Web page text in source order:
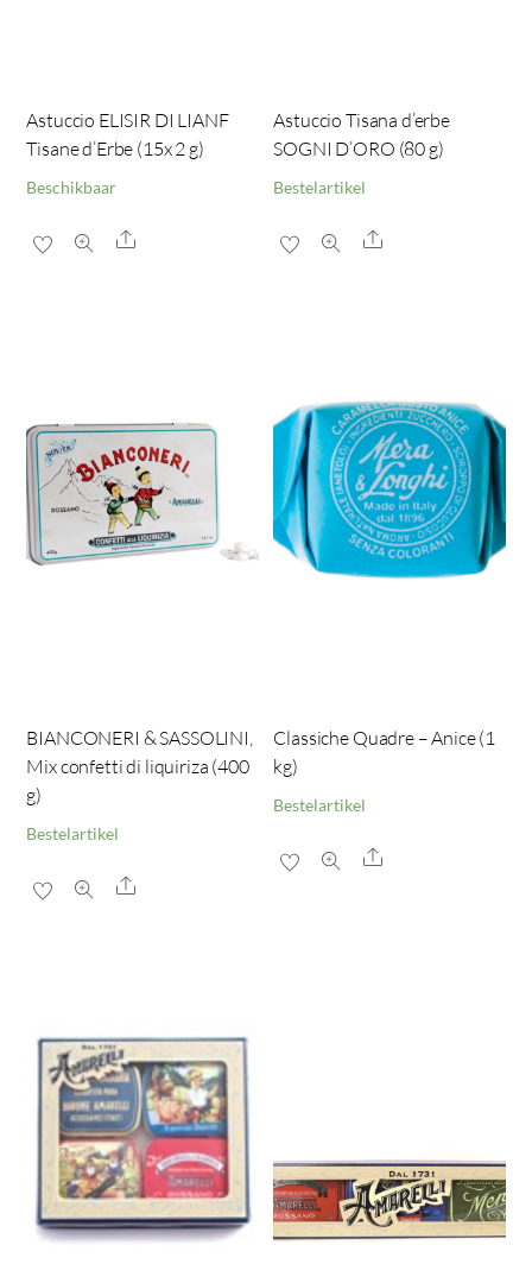
Astuccio ELISIR DI LIANF
Tisane d’Erbe (15x 2 g)
Beschikbaar
Share
Astuccio Tisana d’erbe
SOGNI D’ORO (80 g)
Bestelartikel
Share
BIANCONERI & SASSOLINI,
Mix confetti di liquiriza (400
g)
Bestelartikel
Share
Classiche Quadre – Anice (1
kg)
Bestelartikel
Share